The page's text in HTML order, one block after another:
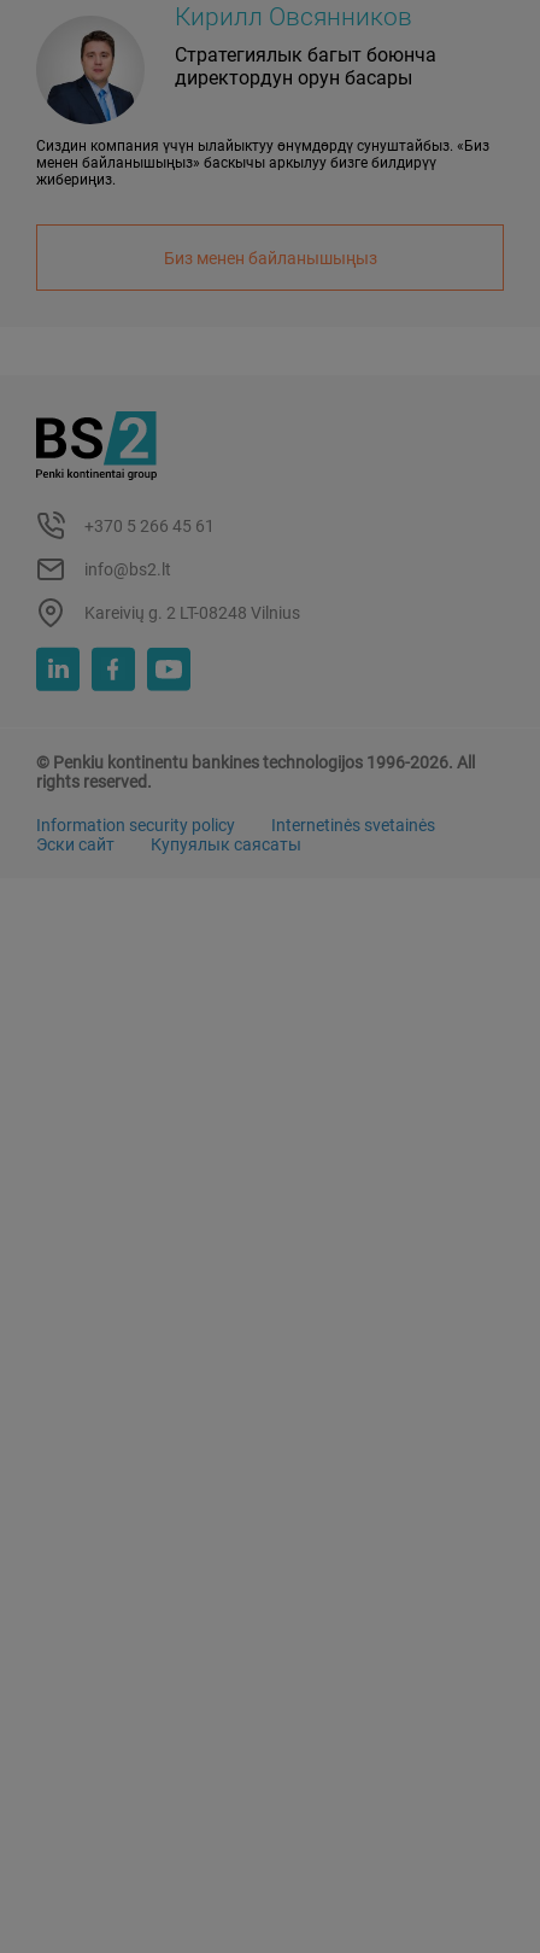
Сиздин компания үчүн ылайыктуу өнүмдөрдү сунуштайбыз. «Биз
менен байланышыңыз» баскычы аркылуу бизге билдирүү
жибериңиз.
Кирилл Овсянников
Стратегиялык багыт боюнча
директордун орун басары
Биз менен байланышыңыз
+370 5 266 45 61
info@bs2.lt
Kareivių g. 2 LT-08248 Vilnius
© Penkiu kontinentu bankines technologijos 1996-2026. All
rights reserved.
Information security policy
Internetinės svetainės
Эски сайт
Купуялык саясаты